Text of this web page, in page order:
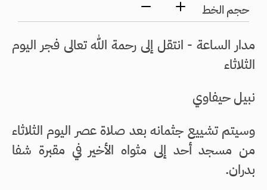
حجم الخط
مدار الساعة - انتقل إلى رحمة الله تعالى فجر اليوم
الثلاثاء
نبيل حيفاوي
وسيتم تشييع جثمانه بعد صلاة عصر اليوم الثلاثاء
من مسجد أحد إلى مثواه الأخير في مقبرة شفا
بدران.